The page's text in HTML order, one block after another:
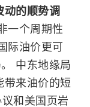
动的顺势调
一个周期性
际油价更可
中东地缘局
带来油价的短
和美国页岩